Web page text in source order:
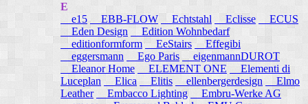
E
e15 EBB-FLOW Echtstahl Eclisse
ECUS
Eden Design
Edition Wohnbedarf
editionformform
EeStairs
Effegibi
eggersmann
Ego Paris
eigenmannDUROT
Eleanor Home
ELEMENT ONE
Elementi di
Luceplan
Elica Elitis ellenbergerdesign
Elmo
Leather
Embacco Lighting
Embru-Werke AG